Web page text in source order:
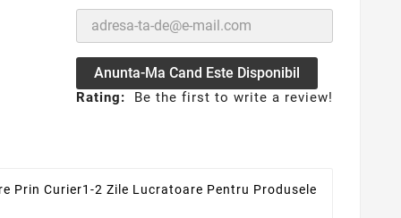
Anunta-Ma Cand Este Disponibil
Rating: Be the first to write a review!
Prin Curier1-2 Zile Lucratoare Pentru Produsele